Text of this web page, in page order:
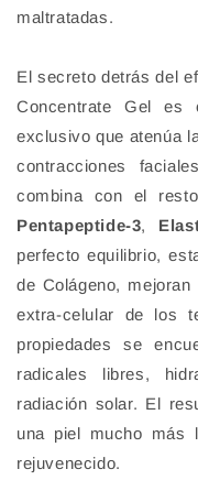
maltratadas.
El secreto detrás del
Concentrate Gel es
exclusivo que atenúa
contracciones
combina con el
Pentapeptide-3,
perfecto equilibrio,
de Colágeno,
extra-celular de los
propiedades se
radicales libres,
radiación solar. El
una piel mucho más
rejuvenecido.